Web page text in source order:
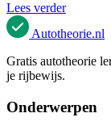
Lees verder
Autotheorie.nl
Gratis autotheorie
je rijbewijs.
Onderwerpen